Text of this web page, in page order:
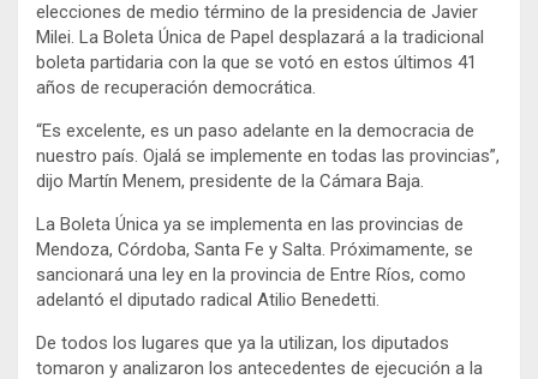
elecciones de medio término de la presidencia de Javier
Milei. La Boleta Única de Papel desplazará a la tradicional
boleta partidaria con la que se votó en estos últimos 41
años de recuperación democrática.
“Es excelente, es un paso adelante en la democracia de
nuestro país. Ojalá se implemente en todas las provincias”,
dijo Martín Menem, presidente de la Cámara Baja.
La Boleta Única ya se implementa en las provincias de
Mendoza, Córdoba, Santa Fe y Salta. Próximamente, se
sancionará una ley en la provincia de Entre Ríos, como
adelantó el diputado radical Atilio Benedetti.
De todos los lugares que ya la utilizan, los diputados
tomaron y analizaron los antecedentes de ejecución a la